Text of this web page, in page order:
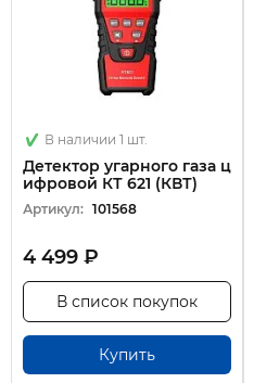
В наличии 1 шт.
Детектор угарного газа ц
ифровой КТ 621 (КВТ)
Артикул: 101568
4 499 ₽
Купить
В список покупок